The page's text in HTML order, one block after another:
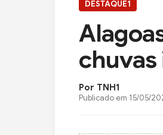
DESTAQUE1
chuvas
Por TNH1
Publicado em 15/05/